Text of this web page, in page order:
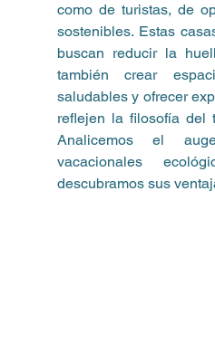
como de turistas, de
sostenibles. Estas
buscan reducir la
también crear
saludables y ofrecer
reflejen la filosofía del
Analicemos el
vacacionales
descubramos sus